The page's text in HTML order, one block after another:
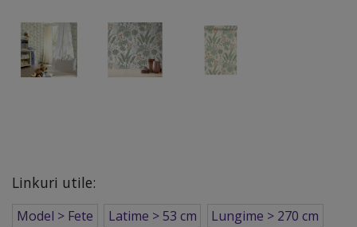
Linkuri utile:
Model > Fete Latime > 53 cm
Lungime > 270 cm